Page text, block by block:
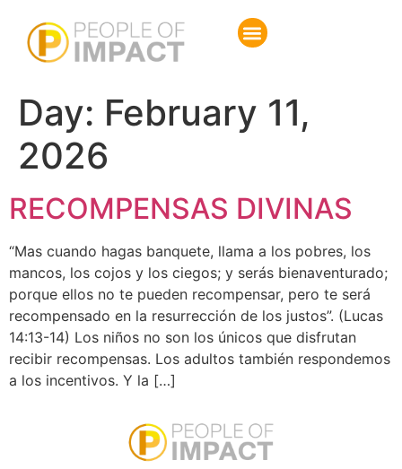
Day: February 11,
2026
RECOMPENSAS DIVINAS
“Mas cuando hagas banquete, llama a los pobres, los
mancos, los cojos y los ciegos; y serás bienaventurado;
porque ellos no te pueden recompensar, pero te será
recompensado en la resurrección de los justos”. (Lucas
14:13-14) Los niños no son los únicos que disfrutan
recibir recompensas. Los adultos también respondemos
a los incentivos. Y la […]